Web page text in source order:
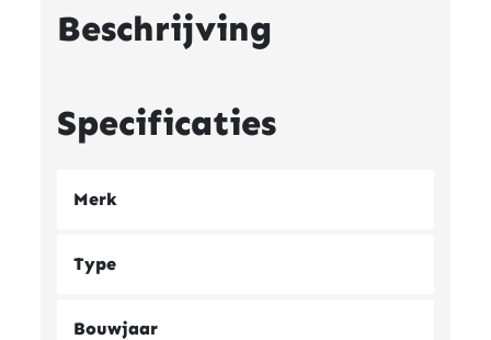
Beschrijving
Specificaties
Merk
Type
Bouwjaar